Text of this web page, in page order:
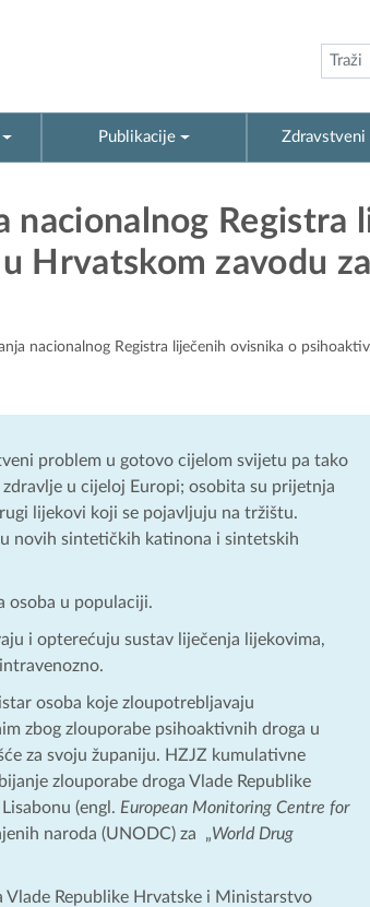
Publikacije Zdravstveni
Registra
Hrvatskom zavodu
nacionalnog Registra liječenih ovisnika o
problem u gotovo cijelom svijetu pa tako
u cijeloj Europi; osobita su prijetnja
lijekovi koji se pojavljuju na tržištu.
novih sintetičkih katinona i sintetskih
osoba u populaciji.
i opterećuju sustav liječenja lijekovima,
osoba koje zloupotrebljavaju
zbog zlouporabe psihoaktivnih droga u
za svoju županiju. HZJZ kumulativne
zlouporabe droga Vlade Republike
(engl. European Monitoring Centre for
naroda (UNODC) za „World Drug
Vlade Republike Hrvatske i Ministarstvo